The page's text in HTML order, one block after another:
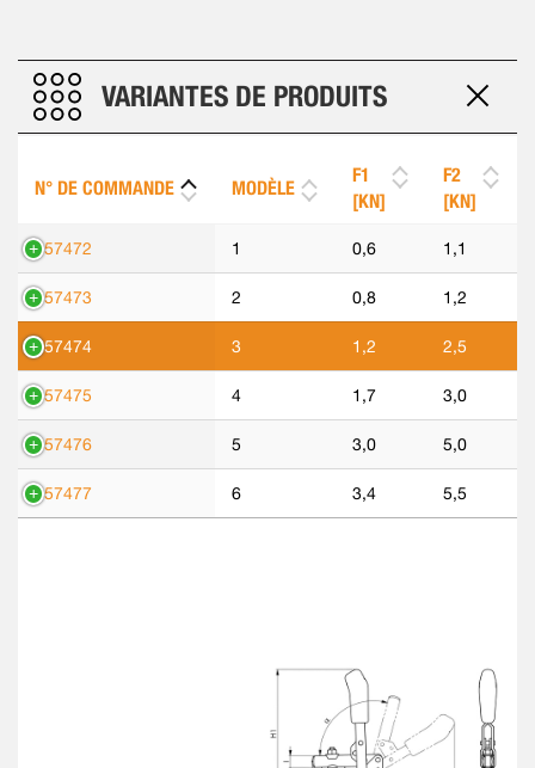
VARIANTES DE PRODUITS
N° DE COMMANDE MODÈLE
F1
[KN]
F2
[KN]
557472 1 0,6 1,1
557473 2 0,8 1,2
557474 3 1,2 2,5
557475 4 1,7 3,0
557476 5 3,0 5,0
557477 6 3,4 5,5